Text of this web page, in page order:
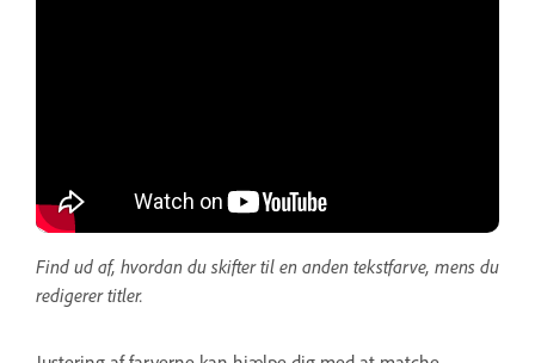
Find ud af, hvordan du skifter til en anden tekstfarve, mens du
redigerer titler.